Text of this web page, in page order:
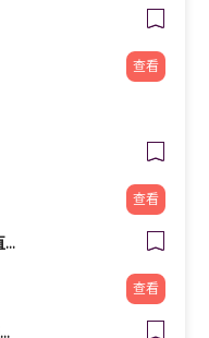
查看
查看
Live 互動美語 台北新生直營校 小一先修｜幼兒美語班｜兒童美語班｜自然發音班｜全民英檢班｜
查看
KYMCO 光陽機車 啟賢機車行